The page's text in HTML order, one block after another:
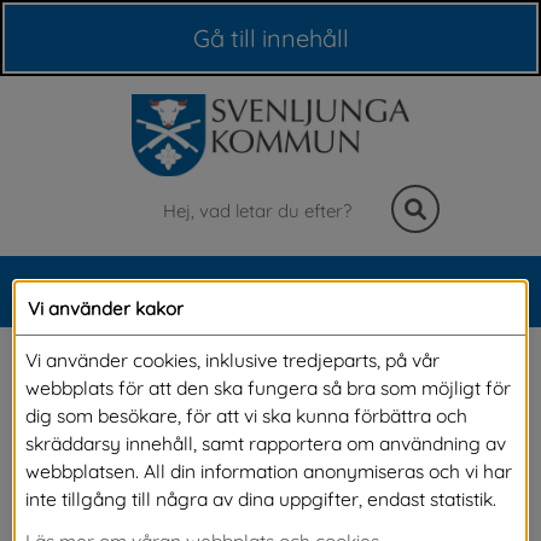
Gå till innehåll
Sök
Meny
Hillared förskola
På vår förskola får ditt barn möta pedagoger
som arbetar hårt för att skapa trygghet för
alla barn i verksamheten. Vi arbetar också för
Vi använder kakor
Vi använder cookies, inklusive tredjeparts, på vår
webbplats för att den ska fungera så bra som möjligt för
dig som besökare, för att vi ska kunna förbättra och
skräddarsy innehåll, samt rapportera om användning av
webbplatsen. All din information anonymiseras och vi har
inte tillgång till några av dina uppgifter, endast statistik.